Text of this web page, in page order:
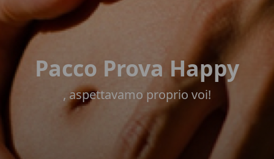
Pacco Prova Happy
, aspettavamo proprio voi!